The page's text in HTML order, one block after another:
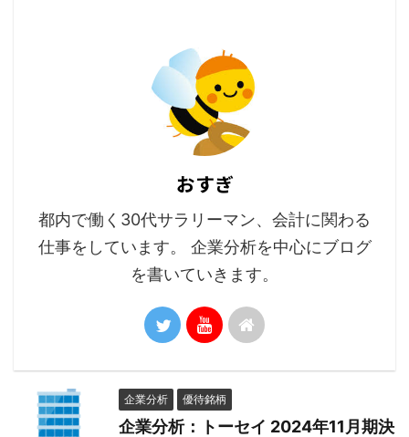
おすぎ
都内で働く30代サラリーマン、会計に関わる
仕事をしています。 企業分析を中心にブログ
を書いていきます。
企業分析 優待銘柄
企業分析：トーセイ 2024年11月期決